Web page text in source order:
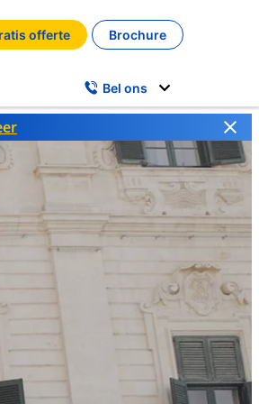
offerte Brochure
Bel ons